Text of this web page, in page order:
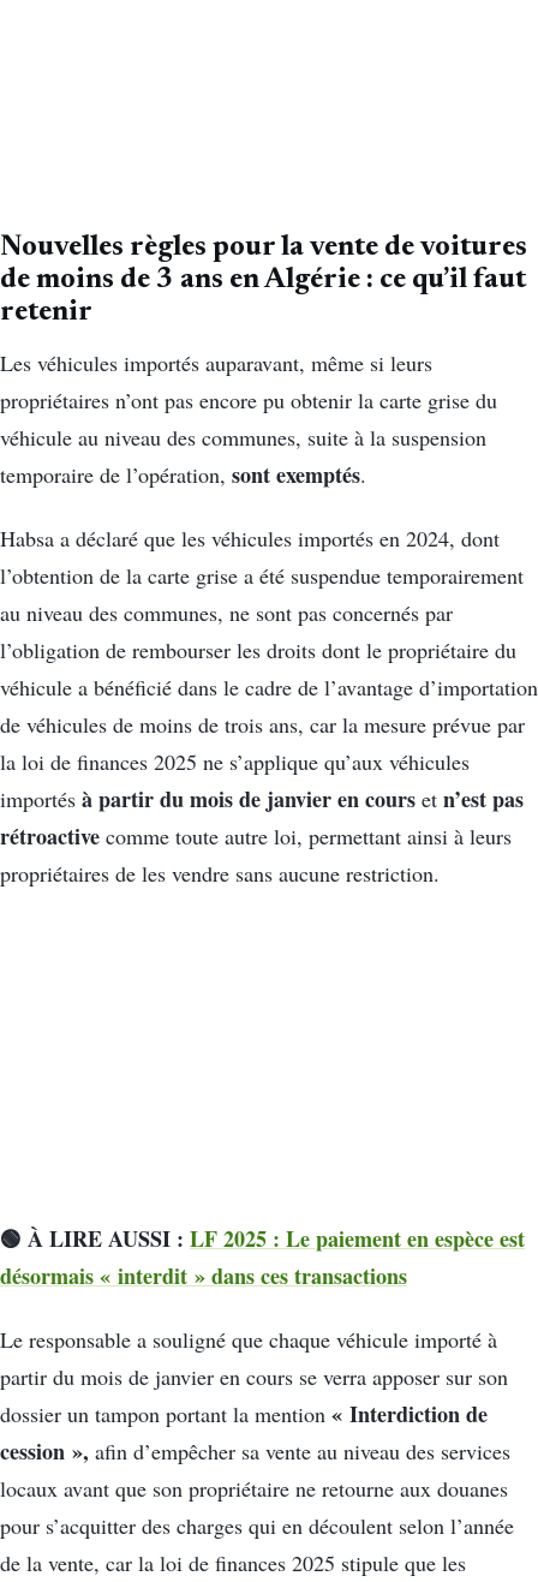
Nouvelles règles pour la vente de voitures
de moins de 3 ans en Algérie : ce qu’il faut
retenir
Les véhicules importés auparavant, même si leurs
propriétaires n’ont pas encore pu obtenir la carte grise du
véhicule au niveau des communes, suite à la suspension
temporaire de l’opération, sont exemptés.
Habsa a déclaré que les véhicules importés en 2024, dont
l’obtention de la carte grise a été suspendue temporairement
au niveau des communes, ne sont pas concernés par
l’obligation de rembourser les droits dont le propriétaire du
véhicule a bénéficié dans le cadre de l’avantage d’importation
de véhicules de moins de trois ans, car la mesure prévue par
la loi de finances 2025 ne s’applique qu’aux véhicules
importés à partir du mois de janvier en cours et n’est pas
rétroactive comme toute autre loi, permettant ainsi à leurs
propriétaires de les vendre sans aucune restriction.
🟢 À LIRE AUSSI : LF 2025 : Le paiement en espèce est
désormais « interdit » dans ces transactions
Le responsable a souligné que chaque véhicule importé à
partir du mois de janvier en cours se verra apposer sur son
dossier un tampon portant la mention « Interdiction de
cession », afin d’empêcher sa vente au niveau des services
locaux avant que son propriétaire ne retourne aux douanes
pour s’acquitter des charges qui en découlent selon l’année
de la vente, car la loi de finances 2025 stipule que les